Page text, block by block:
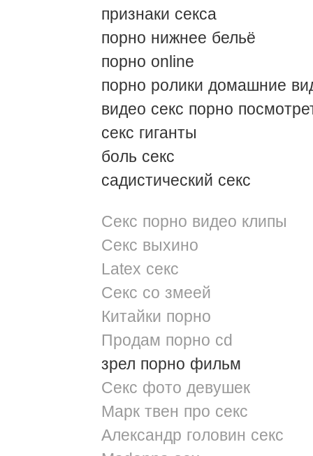
признаки секса
порно нижнее бельё
порно online
порно ролики домашние
видео секс порно
секс гиганты
боль секс
садистический секс
Секс порно видео клипы
Секс выхино
Latex секс
Секс со змеей
Китайки порно
Продам порно cd
зрел порно фильм
Cекс фото девушек
Марк твен про секс
Александр головин секс